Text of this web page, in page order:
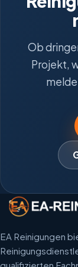
Ob
Projekt,
EA Reinigungen